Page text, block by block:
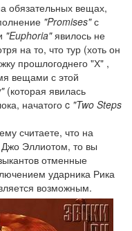
обязательных вещах,
"Promises"с
"Euphoria"явилось не
на то, что тур (хоть он
прошлогоднего "Х" ,
вещами с этой
(которая явилась
начатого c "Two Steps
считаете, что на
Эллиотом, то вы
отменные
ударника Рика
возможным.